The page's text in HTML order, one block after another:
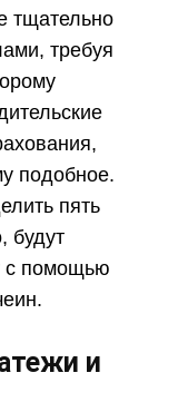
тщательно
требуя
подобное.
пять
будут
с помощью
и